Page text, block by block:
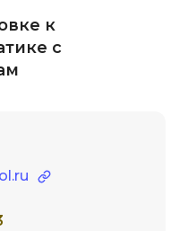
к
с